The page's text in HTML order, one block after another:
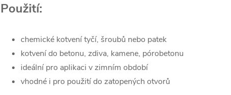
Použití:
chemické kotvení tyčí, šroubů nebo patek
kotvení do betonu, zdiva, kamene, pórobetonu
ideální pro aplikaci v zimním období
vhodné i pro použití do zatopených otvorů